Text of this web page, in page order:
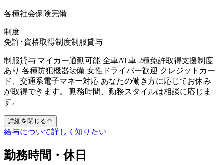
各種社会保険完備
制度
免許･資格取得制度制服貸与
制服貸与 マイカー通勤可能 全車AT車 2種免許取得支援制度
あり 各種防犯機器装備 女性ドライバー歓迎 クレジットカー
ド、交通系電子マネー対応 あなたの働き方に応じてお休み
が取得できます。 勤務時間、勤務スタイルは相談に応じま
す。
詳細を閉じる
給与について詳しく知りたい
勤務時間・休日